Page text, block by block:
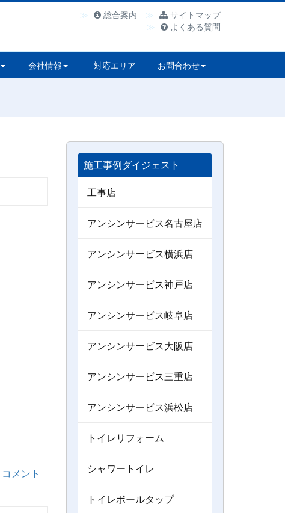
総合案内
サイトマップ
よくある質問
会社情報 対応エリア お問合わせ
コメント
施工事例ダイジェスト
工事店
アンシンサービス名古屋店
アンシンサービス横浜店
アンシンサービス神戸店
アンシンサービス岐阜店
アンシンサービス大阪店
アンシンサービス三重店
アンシンサービス浜松店
トイレリフォーム
シャワートイレ
トイレボールタップ